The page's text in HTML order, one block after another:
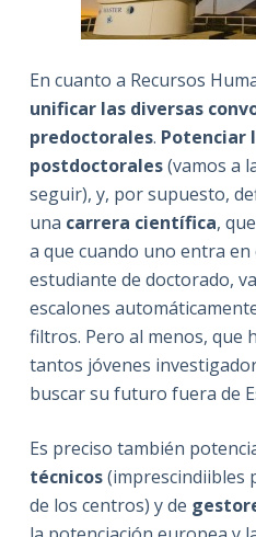
En cuanto a Recursos
unificar las diversas
predoctorales. Potenciar
postdoctorales(vamos a
seguir), y, por supuesto,
una carrera científica,
a que cuando uno entra en
estudiante de doctorado,
escalones
filtros. Pero al menos, que
tantos jóvenes
buscar su futuro fuera de
Es preciso también
técnicos(imprescindiibles
de los centros) y de